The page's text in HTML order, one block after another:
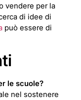
vendere per la
di idee di
può essere di
le scuole?
nel sostenere